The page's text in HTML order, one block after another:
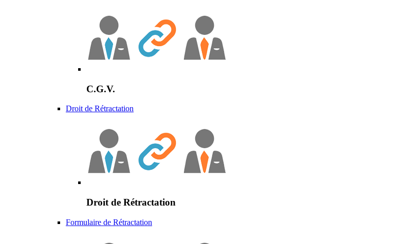
C.G.V.
Droit de Rétractation
Droit de Rétractation
Formulaire de Rétractation